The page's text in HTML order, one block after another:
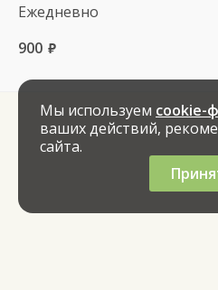
Ежедневно
900 руб.
Мы используем cookie-
ваших действий,
сайта.